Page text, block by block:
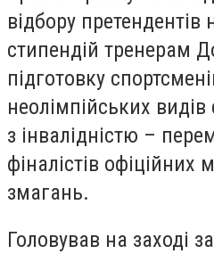
відбору
стипендій тренерам
підготовку
неолімпійських видів
з інвалідністю –
фіналістів офіційних
змагань.
Головував на заході